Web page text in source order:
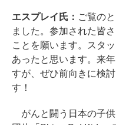
エスプレイ氏： ご覧の
ました。参加された皆
ことを願います。スタ
あったと思います。来
すが、ぜひ前向きに検
す！
がんと闘う日本の子